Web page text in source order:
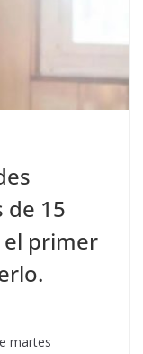
de 15
el primer
martes